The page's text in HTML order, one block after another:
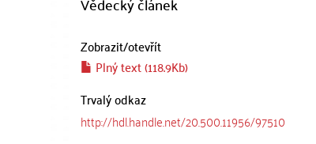
Zobrazit/otevřít
Plný text (118.9Kb)
Trvalý odkaz
http://hdl.handle.net/20.500.11956/97510